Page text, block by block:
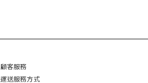
顧客服務
運送服務方式